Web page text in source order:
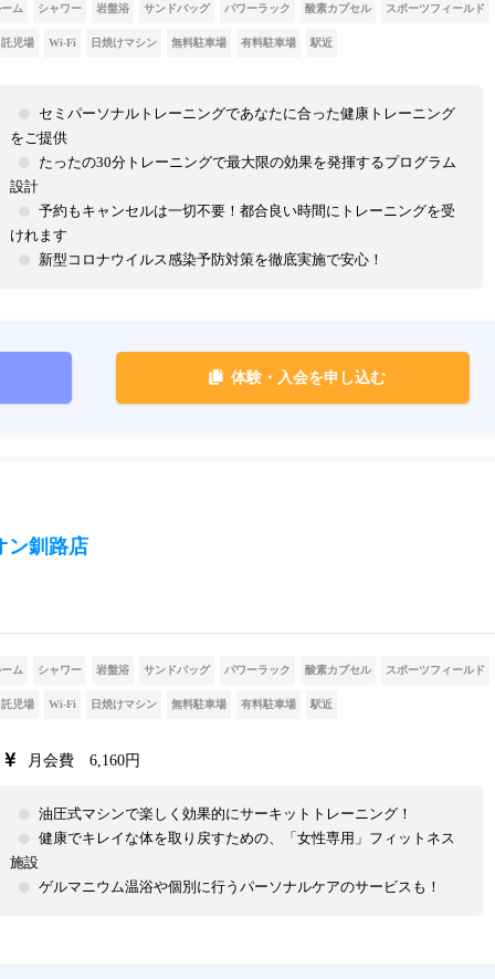
ム シャワー 岩盤浴 サンドバッグ パワーラック 酸素カプセル スポーツフィールド
託児場 Wi-Fi 日焼けマシン 無料駐車場 有料駐車場 駅近
セミパーソナルトレーニングであなたに合った健康トレーニング
をご提供
たったの30分トレーニングで最大限の効果を発揮するプログラム
設計
予約もキャンセルは一切不要！都合良い時間にトレーニングを受
けれます
新型コロナウイルス感染予防対策を徹底実施で安心！
体験・入会を申し込む
ン釧路店
ム シャワー 岩盤浴 サンドバッグ パワーラック 酸素カプセル スポーツフィールド
託児場 Wi-Fi 日焼けマシン 無料駐車場 有料駐車場 駅近
月会費 6,160円
油圧式マシンで楽しく効果的にサーキットトレーニング！
健康でキレイな体を取り戻すための、「女性専用」フィットネス
施設
ゲルマニウム温浴や個別に行うパーソナルケアのサービスも！